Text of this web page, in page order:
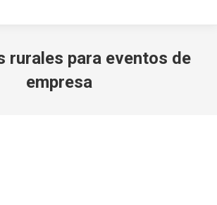
rurales para eventos de
empresa